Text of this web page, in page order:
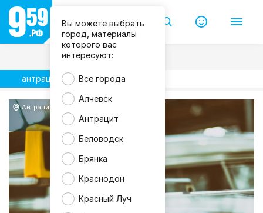
Вы можете выбрать
город, материалы
которого вас
интересуют:
Все города
Алчевск
Антрацит
Беловодск
Брянка
Краснодон
Красный Луч
антрацит такси
Антрацит